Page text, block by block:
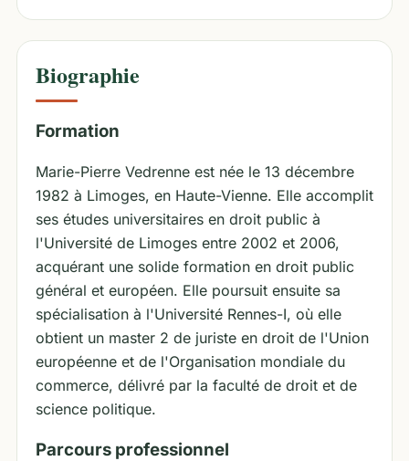
Biographie
Formation
Marie-Pierre Vedrenne est née le 13 décembre
1982 à Limoges, en Haute-Vienne. Elle accomplit
ses études universitaires en droit public à
l'Université de Limoges entre 2002 et 2006,
acquérant une solide formation en droit public
général et européen. Elle poursuit ensuite sa
spécialisation à l'Université Rennes-I, où elle
obtient un master 2 de juriste en droit de l'Union
européenne et de l'Organisation mondiale du
commerce, délivré par la faculté de droit et de
science politique.
Parcours professionnel